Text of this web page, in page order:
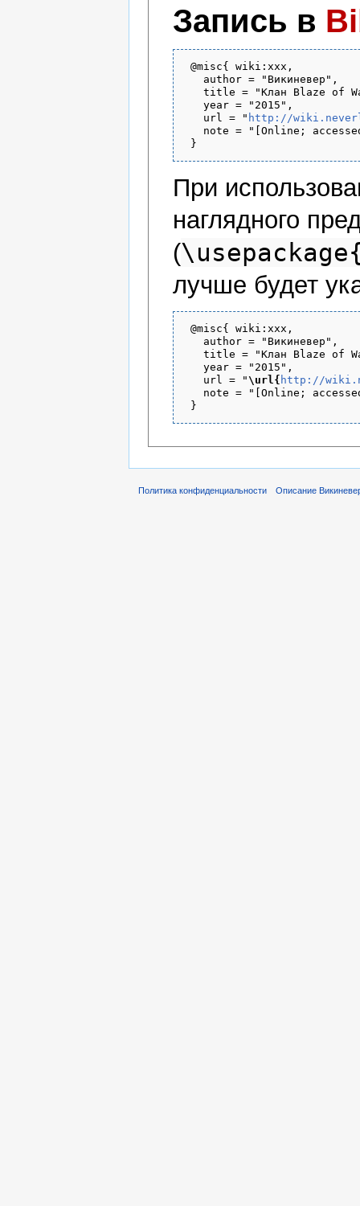
Запись в
@misc{ wiki:xxx,
   author = "Викиневер",
title = "Клан Blaze of
   year = "2015",
   url = "
http://
note = "[Online;
При
наглядного
(
лучше будет
@misc{ wiki:xxx,
   author = "Викиневер",
title = "Клан Blaze of
   year = "2015",
   url = "
\url{ http://
note = "[Online;
Политика конфиденциальности Описание